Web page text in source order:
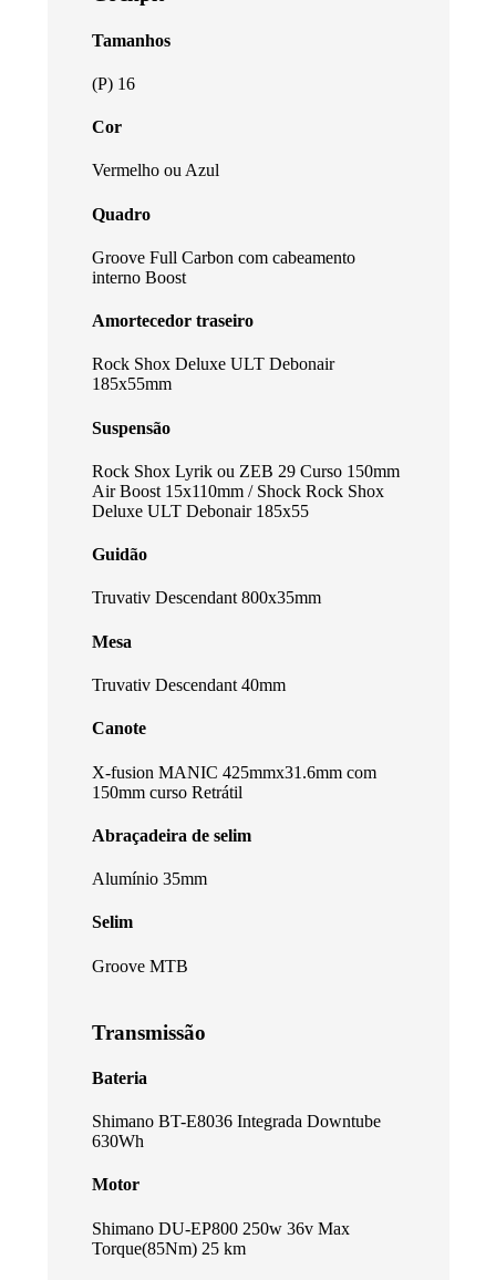
Tamanhos
(P) 16
Cor
Vermelho ou Azul
Quadro
Groove Full Carbon com cabeamento
interno Boost
Amortecedor traseiro
Rock Shox Deluxe ULT Debonair
185x55mm
Suspensão
Rock Shox Lyrik ou ZEB 29 Curso 150mm
Air Boost 15x110mm / Shock Rock Shox
Deluxe ULT Debonair 185x55
Guidão
Truvativ Descendant 800x35mm
Mesa
Truvativ Descendant 40mm
Canote
X-fusion MANIC 425mmx31.6mm com
150mm curso Retrátil
Abraçadeira de selim
Alumínio 35mm
Selim
Groove MTB
Transmissão
Bateria
Shimano BT-E8036 Integrada Downtube
630Wh
Motor
Shimano DU-EP800 250w 36v Max
Torque(85Nm) 25 km